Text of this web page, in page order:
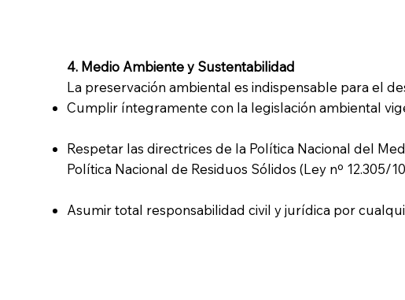
4. Medio Ambiente y Sustentabilidad
La preservación ambiental es indispensable para el
Cumplir íntegramente con la legislación ambiental
Respetar las directrices de la Política Nacional del
Política Nacional de Residuos Sólidos (Ley nº 12.305/
Asumir total responsabilidad civil y jurídica por